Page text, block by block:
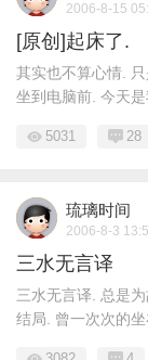
2006-8-15
[原创]起床了.
其实也不算心情.
坐到电脑前. 今天是
5031 28
琉璃时间
2006-8-3
三水无言译
三水无言译. 总是
结局. 曾一次次的坐